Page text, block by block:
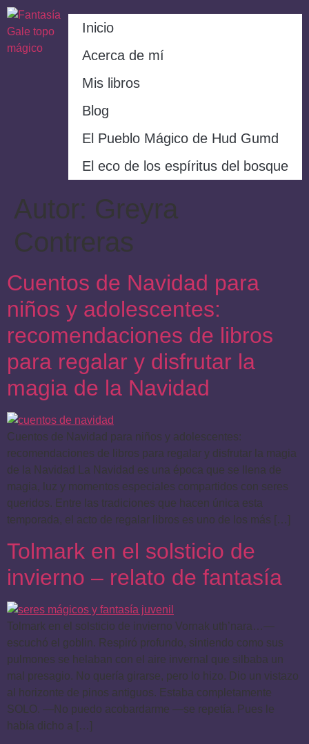
Inicio
Acerca de mí
Mis libros
Blog
El Pueblo Mágico de Hud Gumd
El eco de los espíritus del bosque
Autor: Greyra
Contreras
Cuentos de Navidad para
niños y adolescentes:
recomendaciones de libros
para regalar y disfrutar la
magia de la Navidad
Cuentos de Navidad para niños y adolescentes:
recomendaciones de libros para regalar y disfrutar la magia
de la Navidad La Navidad es una época que se llena de
magia, luz y momentos especiales compartidos con seres
queridos. Entre las tradiciones que hacen única esta
temporada, el acto de regalar libros es uno de los más […]
Tolmark en el solsticio de
invierno – relato de fantasía
Tolmark en el solsticio de invierno Vornak uth’nara…—
escuchó el goblin. Respiró profundo, sintiendo como sus
pulmones se helaban con el aire invernal que silbaba un
mal presagio. No quería girarse, pero lo hizo. Dio un vistazo
al horizonte de pinos antiguos. Estaba completamente
SOLO. —No puedo acobardarme —se repetía. Pues le
había dicho a […]